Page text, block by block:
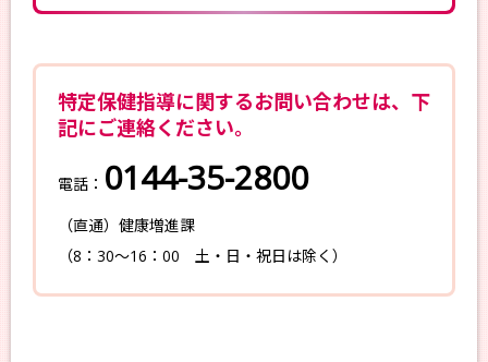
特定保健指導に関するお問い合わせは、 下
記にご連絡ください。
電話： 0144-35-2800
（直通）健康増進課
（8：30～16：00 土・日・祝日は除く）